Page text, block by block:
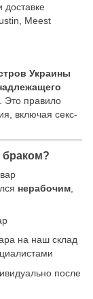
Meest
Украины
. Это правило
включая секс-
браком?
нерабочим
на наш склад
после